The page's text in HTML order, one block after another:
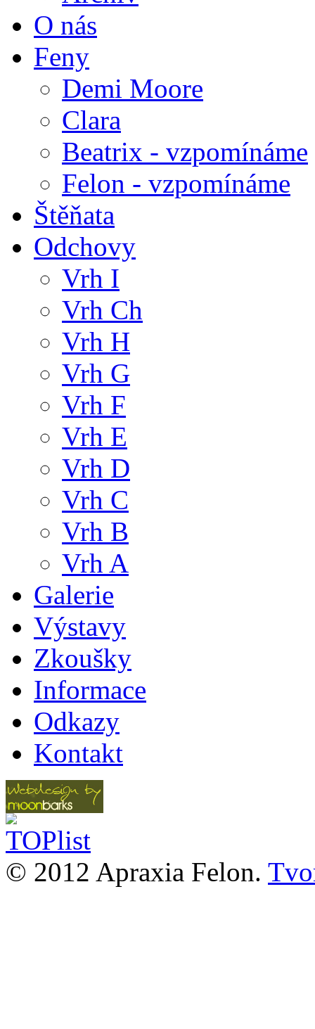
O nás
Feny
Demi Moore
Clara
Beatrix - vzpomínáme
Felon - vzpomínáme
Štěňata
Odchovy
Vrh I
Vrh Ch
Vrh H
Vrh G
Vrh F
Vrh E
Vrh D
Vrh C
Vrh B
Vrh A
Galerie
Výstavy
Zkoušky
Informace
Odkazy
Kontakt
© 2012 Apraxia Felon.